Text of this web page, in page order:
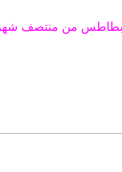
البطاطس من منتصف